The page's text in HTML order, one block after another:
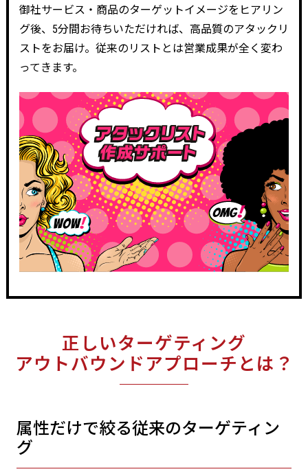
御社サービス・商品のターゲットイメージをヒアリン
グ後、5分間お待ちいただければ、高品質のアタックリ
ストをお届け。従来のリストとは営業成果が全く変わ
ってきます。
正しいターゲティング
アウトバウンドアプローチとは？
属性だけで絞る従来のターゲティン
グ